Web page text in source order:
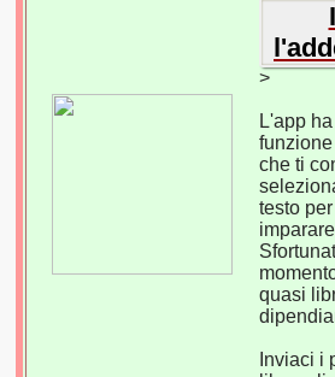
>
L'app
che ti
testo
quasi
Inviaci i